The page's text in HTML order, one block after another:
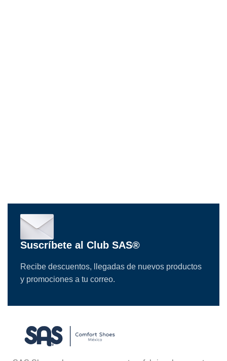
Suscríbete al Club SAS®
Recibe descuentos, llegadas de nuevos productos
y promociones a tu correo.